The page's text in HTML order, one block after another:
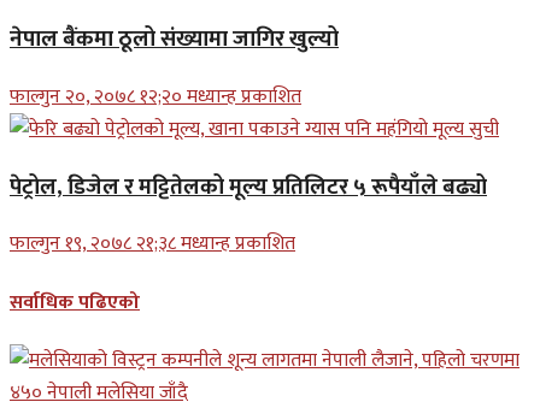
नेपाल बैंकमा ठूलो संख्यामा जागिर खुल्यो
फाल्गुन २०, २०७८ १२;२० मध्यान्ह प्रकाशित
पेट्रोल, डिजेल र मट्टितेलको मूल्य प्रतिलिटर ५ रूपैयाँले बढ्यो
फाल्गुन १९, २०७८ २१;३८ मध्यान्ह प्रकाशित
सर्वाधिक पढिएको